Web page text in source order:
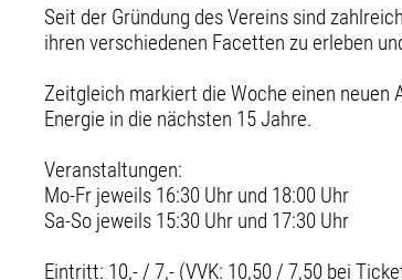
Seit der Gründung des Vereins sind
ihren verschiedenen Facetten zu erleben
Zeitgleich markiert die Woche einen neuen
Energie in die nächsten 15 Jahre.
Veranstaltungen:
Mo-Fr jeweils 16:30 Uhr und 18:00 Uhr
Sa-So jeweils 15:30 Uhr und 17:30 Uhr
Eintritt: 10,- / 7,- (VVK: 10,50 / 7,50 bei